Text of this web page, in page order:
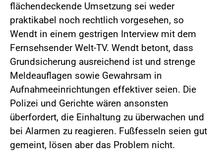
flächendeckende Umsetzung sei weder
praktikabel noch rechtlich vorgesehen, so
Wendt in einem gestrigen Interview mit dem
Fernsehsender Welt-TV. Wendt betont, dass
Grundsicherung ausreichend ist und strenge
Meldeauflagen sowie Gewahrsam in
Aufnahmeeinrichtungen effektiver seien. Die
Polizei und Gerichte wären ansonsten
überfordert, die Einhaltung zu überwachen und
bei Alarmen zu reagieren. Fußfesseln seien gut
gemeint, lösen aber das Problem nicht.